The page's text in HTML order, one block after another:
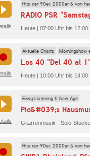
Hits der 90er, 2000er & von
RADIO PSR
Heute | 07:00 Uhr bis
Aktuelle Charts Morningshow
Los 40 "Del 40 al
Heute | 10:00 Uhr bis 14:00
Easy Listening & New Age
Pio&#039;s
Hits der 90er, 2000er & von